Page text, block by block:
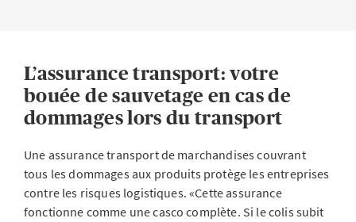
L’assurance transport: votre
bouée de sauvetage en cas de
dommages lors du transport
Une assurance transport de marchandises couvrant
tous les dommages aux produits protège les entreprises
contre les risques logistiques. «Cette assurance
fonctionne comme une casco complète. Si le colis subit